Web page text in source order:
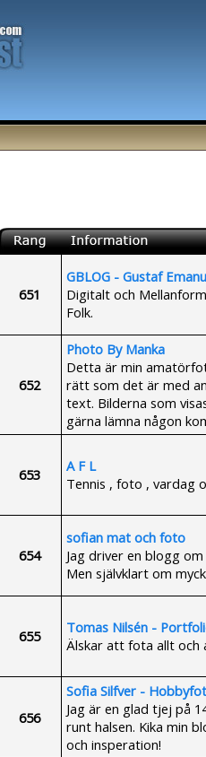
651
GBLOG - Gustaf
Digitalt och
Folk.
652
Photo By Manka
Detta är min
rätt som det är med
text. Bilderna som
gärna lämna någon
653
A F L
Tennis , foto , vardag
654
sofian mat och foto
Jag driver en blogg
Men självklart om
655
Tomas Nilsén -
Älskar att fota allt och
656
Sofia Silfver -
Jag är en glad tjej på
runt halsen. Kika min
och insperation!